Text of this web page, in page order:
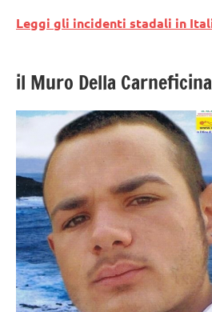
Leggi gli incidenti stadali in
il Muro Della